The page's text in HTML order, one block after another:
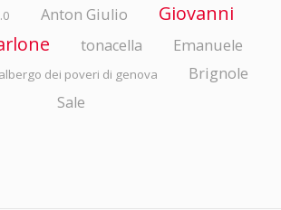
Anton Giulio
Giovanni
tonacella
Emanuele
albergo dei poveri di genova
Brignole
Sale